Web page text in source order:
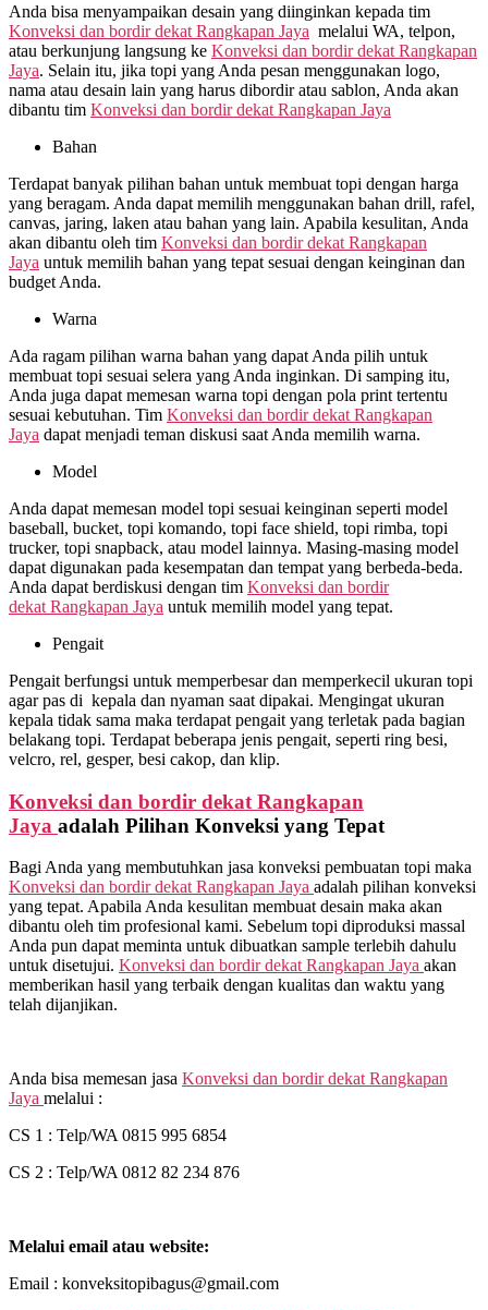
Anda bisa menyampaikan desain yang diinginkan kepada tim
Konveksi dan bordir dekat Rangkapan Jaya melalui WA, telpon,
atau berkunjung langsung ke Konveksi dan bordir dekat Rangkapan
Jaya. Selain itu, jika topi yang Anda pesan menggunakan logo,
nama atau desain lain yang harus dibordir atau sablon, Anda akan
dibantu tim Konveksi dan bordir dekat Rangkapan Jaya
Bahan
Terdapat banyak pilihan bahan untuk membuat topi dengan harga
yang beragam. Anda dapat memilih menggunakan bahan drill, rafel,
canvas, jaring, laken atau bahan yang lain. Apabila kesulitan, Anda
akan dibantu oleh tim Konveksi dan bordir dekat Rangkapan
Jaya untuk memilih bahan yang tepat sesuai dengan keinginan dan
budget Anda.
Warna
Ada ragam pilihan warna bahan yang dapat Anda pilih untuk
membuat topi sesuai selera yang Anda inginkan. Di samping itu,
Anda juga dapat memesan warna topi dengan pola print tertentu
sesuai kebutuhan. Tim Konveksi dan bordir dekat Rangkapan
Jaya dapat menjadi teman diskusi saat Anda memilih warna.
Model
Anda dapat memesan model topi sesuai keinginan seperti model
baseball, bucket, topi komando, topi face shield, topi rimba, topi
trucker, topi snapback, atau model lainnya. Masing-masing model
dapat digunakan pada kesempatan dan tempat yang berbeda-beda.
Anda dapat berdiskusi dengan tim Konveksi dan bordir
dekat Rangkapan Jaya untuk memilih model yang tepat.
Pengait
Pengait berfungsi untuk memperbesar dan memperkecil ukuran topi
agar pas di kepala dan nyaman saat dipakai. Mengingat ukuran
kepala tidak sama maka terdapat pengait yang terletak pada bagian
belakang topi. Terdapat beberapa jenis pengait, seperti ring besi,
velcro, rel, gesper, besi cakop, dan klip.
Konveksi dan bordir dekat Rangkapan
Jaya adalah Pilihan Konveksi yang Tepat
Bagi Anda yang membutuhkan jasa konveksi pembuatan topi maka
Konveksi dan bordir dekat Rangkapan Jaya adalah pilihan konveksi
yang tepat. Apabila Anda kesulitan membuat desain maka akan
dibantu oleh tim profesional kami. Sebelum topi diproduksi massal
Anda pun dapat meminta untuk dibuatkan sample terlebih dahulu
untuk disetujui. Konveksi dan bordir dekat Rangkapan Jaya akan
memberikan hasil yang terbaik dengan kualitas dan waktu yang
telah dijanjikan.
Anda bisa memesan jasa Konveksi dan bordir dekat Rangkapan
Jaya melalui :
CS 1 : Telp/WA 0815 995 6854
CS 2 : Telp/WA 0812 82 234 876
Melalui email atau website:
Email : konveksitopibagus@gmail.com